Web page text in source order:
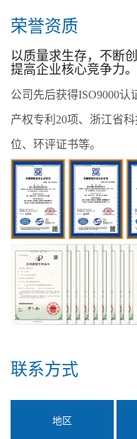
荣誉资质
以质量求生存，不断
提高企业核心竞争力。
公司先后获得ISO9000
产权专利20项、浙江省
位、环评证书等。
联系方式
地区